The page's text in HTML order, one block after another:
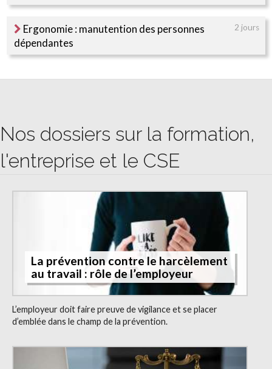
Ergonomie : manutention des personnes
dépendantes
2 jours
Nos dossiers sur la formation,
l'entreprise et le CSE
La prévention contre le harcèlement
au travail : rôle de l’employeur
L’employeur doit faire preuve de vigilance et se placer
d’emblée dans le champ de la prévention.